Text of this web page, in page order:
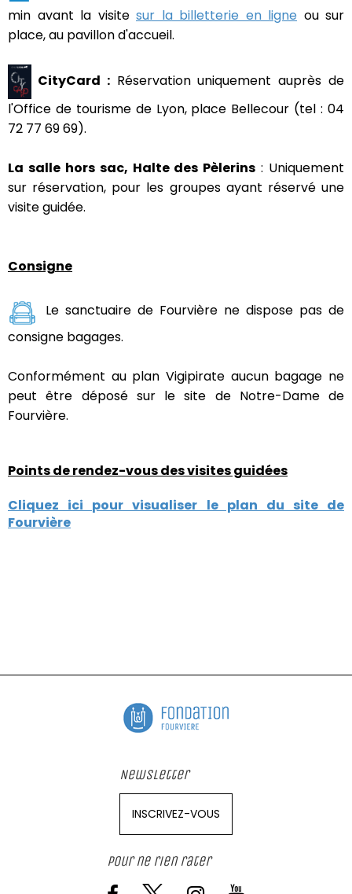
min avant la visite sur la billetterie en ligne ou sur
place, au pavillon d'accueil.
CityCard :Réservation uniquement auprès de
l'Office de tourisme de Lyon, place Bellecour (tel : 04
72 77 69 69).
La salle hors sac, Halte des Pèlerins : Uniquement
sur réservation, pour les groupes ayant réservé une
visite guidée.
Consigne
Le sanctuaire de Fourvière ne dispose pas de
consigne bagages.
Conformément au plan Vigipirate aucun bagage ne
peut être déposé sur le site de Notre-Dame de
Fourvière.
Points de rendez-vous des visites guidées
Cliquez ici pour visualiser le plan du site de
Fourvière
Newsletter
INSCRIVEZ-VOUS
Pour ne rien rater